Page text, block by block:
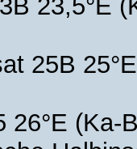
23,5°E
25B
26°E (Ka-